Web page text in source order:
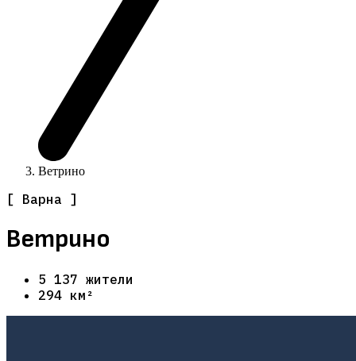
Ветрино
[ Варна ]
Ветрино
5 137 жители
294 км²